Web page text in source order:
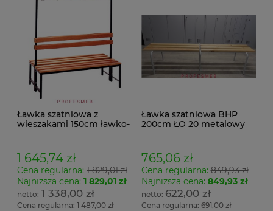
Ławka szatniowa z
wieszakami 150cm ławko-
1 645,74 zł
Cena regularna: 1 829,01 zł
Najniższa cena: 1 829,01 zł
1 338,00 zł
Cena regularna: 1 487,00 zł
Ławka szatniowa BHP
200cm ŁO 20 metalowy
765,06 zł
Cena regularna:849,93 zł
Najniższa cena: 849,93 zł
622,00 zł
Cena regularna:691,00 zł